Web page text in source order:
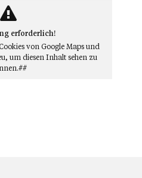
erforderlich!
von Google Mapsund
, um diesen Inhalt sehen zu